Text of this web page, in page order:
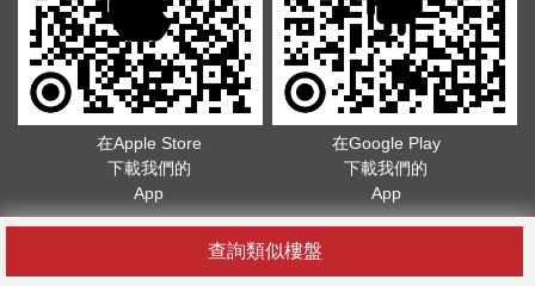
查詢類似樓盤
在Apple Store
下載我們的
App
在Google Play
下載我們的
App